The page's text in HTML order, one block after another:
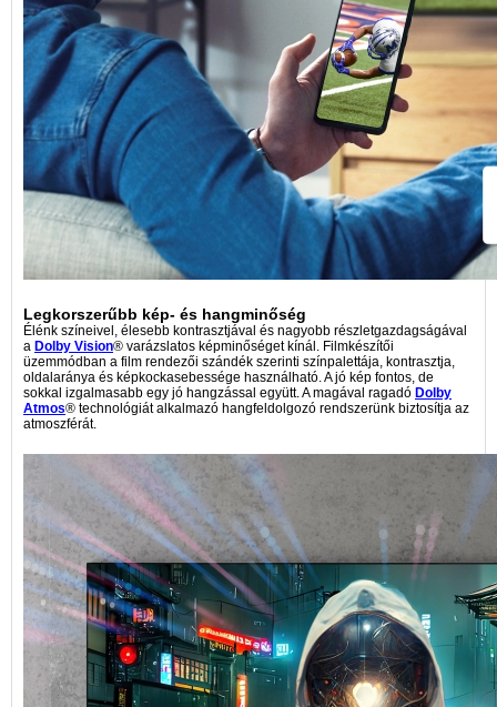
Legkorszerűbb kép- és hangminőség
Élénk színeivel, élesebb kontrasztjával és nagyobb részletgazdagságával
a Dolby Vision® varázslatos képminőséget kínál. Filmkészítői
üzemmódban a film rendezői szándék szerinti színpalettája, kontrasztja,
oldalaránya és képkockasebessége használható. A jó kép fontos, de
sokkal izgalmasabb egy jó hangzással együtt. A magával ragadó Dolby
Atmos® technológiát alkalmazó hangfeldolgozó rendszerünk biztosítja az
atmoszférát.